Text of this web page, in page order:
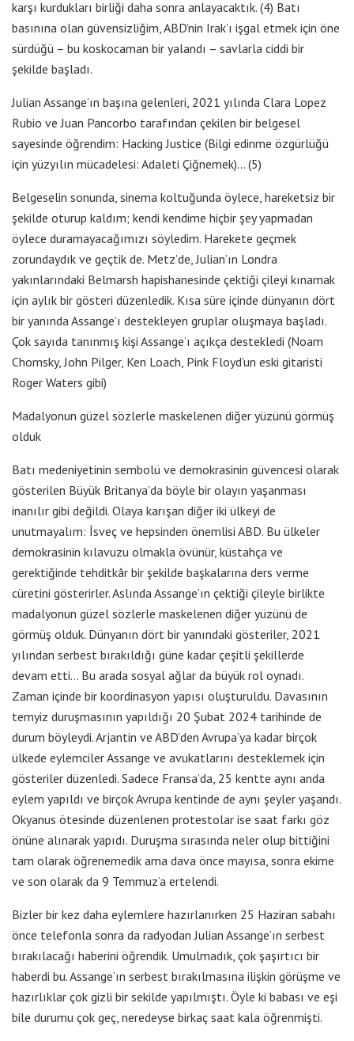
karşı kurdukları birliği daha sonra anlayacaktık. (4) Batı
basınına olan güvensizliğim, ABD’nin Irak’ı işgal etmek için öne
sürdüğü – bu koskocaman bir yalandı – savlarla ciddi bir
şekilde başladı.
Julian Assange’ın başına gelenleri, 2021 yılında Clara Lopez
Rubio ve Juan Pancorbo tarafından çekilen bir belgesel
sayesinde öğrendim: Hacking Justice (Bilgi edinme özgürlüğü
için yüzyılın mücadelesi: Adaleti Çiğnemek)… (5)
Belgeselin sonunda, sinema koltuğunda öylece, hareketsiz bir
şekilde oturup kaldım; kendi kendime hiçbir şey yapmadan
öylece duramayacağımızı söyledim. Harekete geçmek
zorundaydık ve geçtik de. Metz’de, Julian’ın Londra
yakınlarındaki Belmarsh hapishanesinde çektiği çileyi kınamak
için aylık bir gösteri düzenledik. Kısa süre içinde dünyanın dört
bir yanında Assange’ı destekleyen gruplar oluşmaya başladı.
Çok sayıda tanınmış kişi Assange’ı açıkça destekledi (Noam
Chomsky, John Pilger, Ken Loach, Pink Floyd’un eski gitaristi
Roger Waters gibi)
Madalyonun güzel sözlerle maskelenen diğer yüzünü görmüş
olduk
Batı medeniyetinin sembolü ve demokrasinin güvencesi olarak
gösterilen Büyük Britanya’da böyle bir olayın yaşanması
inanılır gibi değildi. Olaya karışan diğer iki ülkeyi de
unutmayalım: İsveç ve hepsinden önemlisi ABD. Bu ülkeler
demokrasinin kılavuzu olmakla övünür, küstahça ve
gerektiğinde tehditkâr bir şekilde başkalarına ders verme
cüretini gösterirler. Aslında Assange’ın çektiği çileyle birlikte
madalyonun güzel sözlerle maskelenen diğer yüzünü de
görmüş olduk. Dünyanın dört bir yanındaki gösteriler, 2021
yılından serbest bırakıldığı güne kadar çeşitli şekillerde
devam etti… Bu arada sosyal ağlar da büyük rol oynadı.
Zaman içinde bir koordinasyon yapısı oluşturuldu. Davasının
temyiz duruşmasının yapıldığı 20 Şubat 2024 tarihinde de
durum böyleydi. Arjantin ve ABD’den Avrupa’ya kadar birçok
ülkede eylemciler Assange ve avukatlarını desteklemek için
gösteriler düzenledi. Sadece Fransa’da, 25 kentte aynı anda
eylem yapıldı ve birçok Avrupa kentinde de aynı şeyler yaşandı.
Okyanus ötesinde düzenlenen protestolar ise saat farkı göz
önüne alınarak yapıdı. Duruşma sırasında neler olup bittiğini
tam olarak öğrenemedik ama dava önce mayısa, sonra ekime
ve son olarak da 9 Temmuz’a ertelendi.
Bizler bir kez daha eylemlere hazırlanırken 25 Haziran sabahı
önce telefonla sonra da radyodan Julian Assange’ın serbest
bırakılacağı haberini öğrendik. Umulmadık, çok şaşırtıcı bir
haberdi bu. Assange’ın serbest bırakılmasına ilişkin görüşme ve
hazırlıklar çok gizli bir sekilde yapılmıştı. Öyle ki babası ve eşi
bile durumu çok geç, neredeyse birkaç saat kala öğrenmişti.